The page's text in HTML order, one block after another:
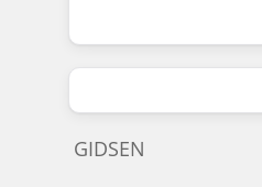
GIDSEN